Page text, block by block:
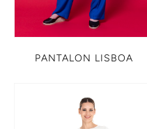
PANTALON LISBOA